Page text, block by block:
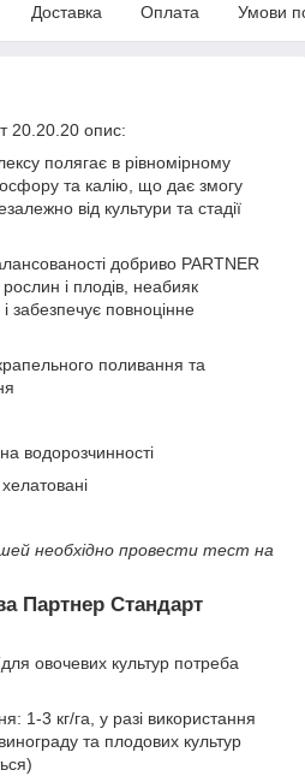
Доставка Оплата Умови
20.20.20 опис:
полягає в рівномірному
та калію, що дає змогу
від культури та стадії
добриво PARTNER
і плодів, неабияк
забезпечує повноцінне
поливання та
водорозчинності
необхідно провести тест на
Партнер Стандарт
овочевих культур потреба
1-3 кг/га, у разі використання
та плодових культур